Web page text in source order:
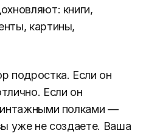
книги,
картины,
подростка. Если он
Если он
полками —
уже не создаете. Ваша